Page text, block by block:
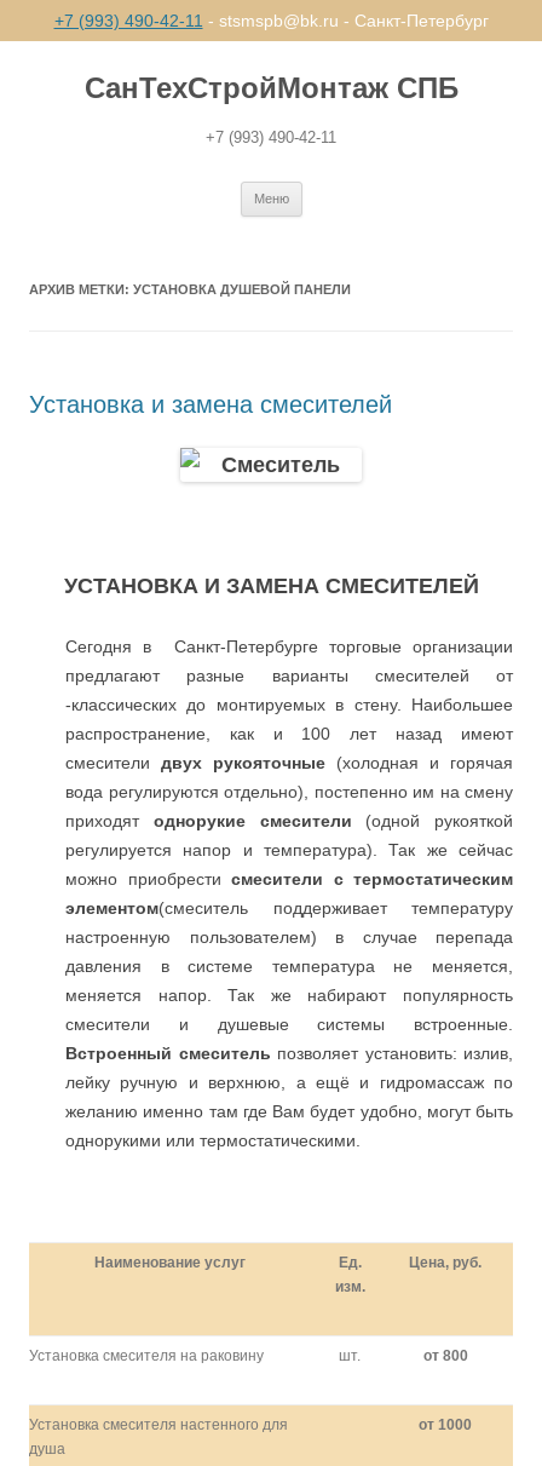
+7 (993) 490-42-11 - stsmspb@bk.ru - Санкт-Петербург
СанТехСтройМонтаж СПБ
+7 (993) 490-42-11
Меню
АРХИВ МЕТКИ: УСТАНОВКА ДУШЕВОЙ ПАНЕЛИ
Установка и замена смесителей
УСТАНОВКА И ЗАМЕНА СМЕСИТЕЛЕЙ
Сегодня в Санкт-Петербурге торговые организации
предлагают разные варианты смесителей от
-классических до монтируемых в стену. Наибольшее
распространение, как и 100 лет назад имеют
смесители двух рукояточные (холодная и горячая
вода регулируются отдельно), постепенно им на смену
приходят однорукие смесители (одной рукояткой
регулируется напор и температура). Так же сейчас
можно приобрести смесители с термостатическим
элементом(смеситель поддерживает температуру
настроенную пользователем) в случае перепада
давления в системе температура не меняется,
меняется напор. Так же набирают популярность
смесители и душевые системы встроенные.
Встроенный смеситель позволяет установить: излив,
лейку ручную и верхнюю, а ещё и гидромассаж по
желанию именно там где Вам будет удобно, могут быть
однорукими или термостатическими.
Наименование услуг
Ед.
изм.
Цена, руб.
Установка смесителя на раковину шт. от 800
Установка смесителя настенного для
душа
от 1000